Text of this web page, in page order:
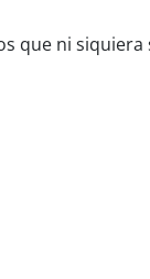
que ni siquiera